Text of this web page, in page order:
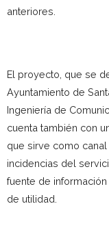
anteriores.
El proyecto, que se
Ayuntamiento de
Ingeniería de
cuenta también con
que sirve como
incidencias del
fuente de
de utilidad.